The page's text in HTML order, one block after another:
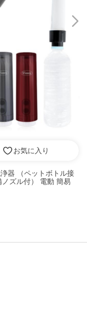
お気に入り
器 （ペットボトル接
ズル付） 電動 簡易